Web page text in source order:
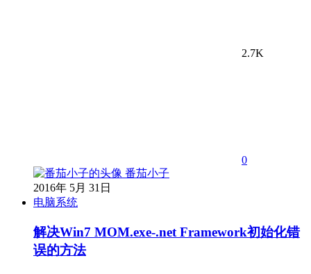
2.7K
0
番茄小子
2016年 5月 31日
电脑系统
解决Win7 MOM.exe-.net Framework初始化错
误的方法